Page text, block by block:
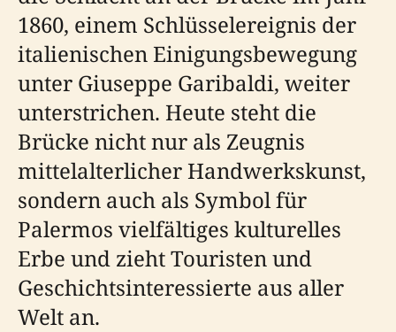
1860, einem Schlüsselereignis der
italienischen Einigungsbewegung
unter Giuseppe Garibaldi, weiter
unterstrichen. Heute steht die
Brücke nicht nur als Zeugnis
mittelalterlicher Handwerkskunst,
sondern auch als Symbol für
Palermos vielfältiges kulturelles
Erbe und zieht Touristen und
Geschichtsinteressierte aus aller
Welt an.